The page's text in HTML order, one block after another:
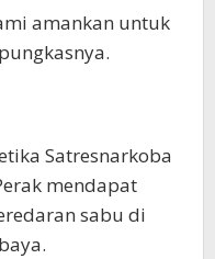
amankan untuk
Satresnarkoba
mendapat
sabu di